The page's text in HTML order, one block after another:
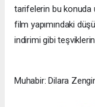
tarifelerin bu konuda
film yapımındaki
indirimi gibi
Muhabir: Dilara